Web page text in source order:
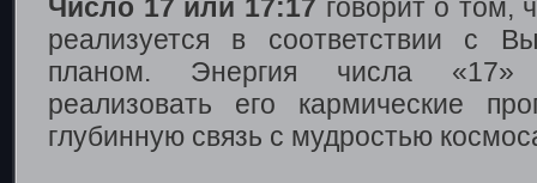
Число 17 или 17:17 говорит о том,
реализуется в соответствии с
планом. Энергия числа «17»
реализовать его кармические
глубинную связь с мудростью